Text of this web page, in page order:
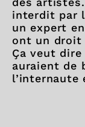
interdit par
un expert
ont un droit
Ça veut dire
auraient de
l’internaute